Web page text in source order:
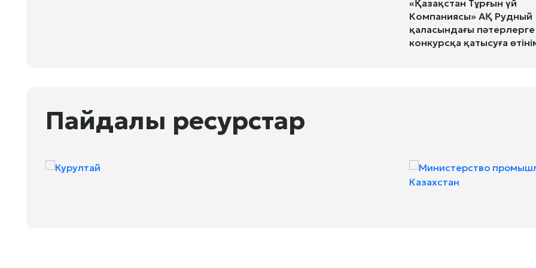
«Қазақстан Тұрғын үй
Компаниясы» АҚ Рудный
қаласындағы пәтерлерге
конкурсқа қатысуға
Пайдалы ресурстар